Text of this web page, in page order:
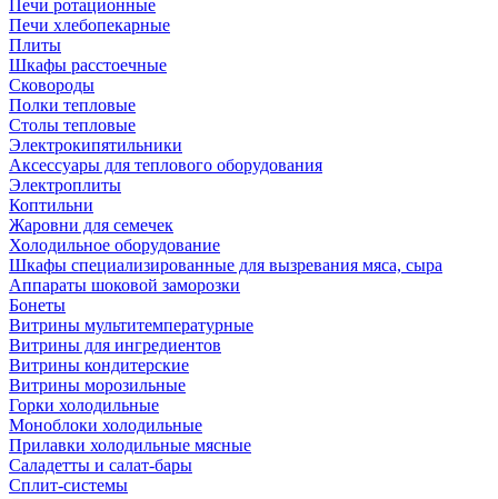
Печи ротационные
Печи хлебопекарные
Плиты
Шкафы расстоечные
Сковороды
Полки тепловые
Столы тепловые
Электрокипятильники
Аксессуары для теплового оборудования
Электроплиты
Коптильни
Жаровни для семечек
Холодильное оборудование
Шкафы специализированные для вызревания мяса, сыра
Аппараты шоковой заморозки
Бонеты
Витрины мультитемпературные
Витрины для ингредиентов
Витрины кондитерские
Витрины морозильные
Горки холодильные
Моноблоки холодильные
Прилавки холодильные мясные
Саладетты и салат-бары
Сплит-системы